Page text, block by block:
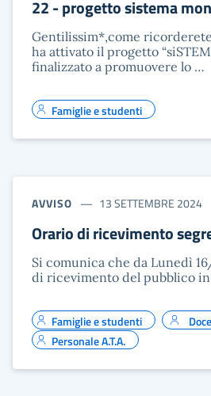
22 - progetto sistema
Gentilissim*,come
ha attivato il progetto
finalizzato a promuovere lo …
Famiglie e studenti
AVVISO 13 SETTEMBRE 2024
Orario di ricevimento
Si comunica che da Lunedì
di ricevimento del pubblico
Famiglie e studenti
Personale A.T.A.